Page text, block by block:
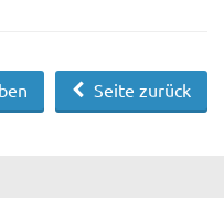
Seite zurück